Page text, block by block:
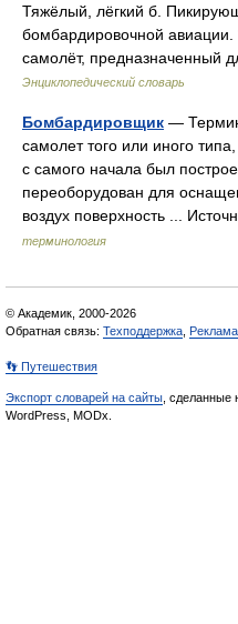
Тяжёлый, лёгкий б.
бомбардировочной
самолёт,
Энциклопедический словарь
Бомбардировщик —
самолет того или иного
с самого начала был
переоборудован для
воздух поверхность ...
терминология
© Академик, 2000-2026
Обратная связь: Техподдержка
👣 Путешествия
Экспорт словарей на сайты , сделанные
WordPress, MODx.